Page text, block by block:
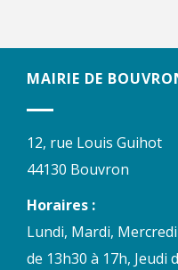
MAIRIE DE
12, rue Louis Guihot
44130 Bouvron
Horaires :
Lundi, Mardi,
de 13h30 à 17h, Jeudi